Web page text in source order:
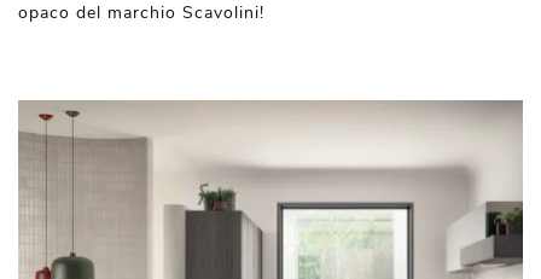
opaco del marchio Scavolini!